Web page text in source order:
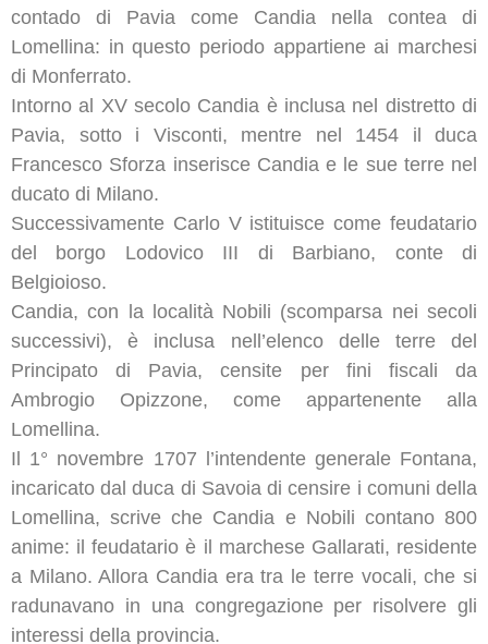
contado di Pavia come Candia nella contea di
Lomellina: in questo periodo appartiene ai marchesi
di Monferrato.
Intorno al XV secolo Candia è inclusa nel distretto di
Pavia, sotto i Visconti, mentre nel 1454 il duca
Francesco Sforza inserisce Candia e le sue terre nel
ducato di Milano.
Successivamente Carlo V istituisce come feudatario
del borgo Lodovico III di Barbiano, conte di
Belgioioso.
Candia, con la località Nobili (scomparsa nei secoli
successivi), è inclusa nell’elenco delle terre del
Principato di Pavia, censite per fini fiscali da
Ambrogio Opizzone, come appartenente alla
Lomellina.
Il 1° novembre 1707 l’intendente generale Fontana,
incaricato dal duca di Savoia di censire i comuni della
Lomellina, scrive che Candia e Nobili contano 800
anime: il feudatario è il marchese Gallarati, residente
a Milano. Allora Candia era tra le terre vocali, che si
radunavano in una congregazione per risolvere gli
interessi della provincia.